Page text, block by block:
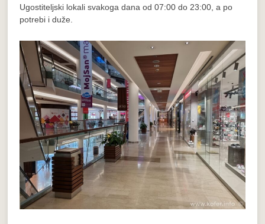
Ugostiteljski lokali svakoga dana od 07:00 do 23:00, a po
potrebi i duže.